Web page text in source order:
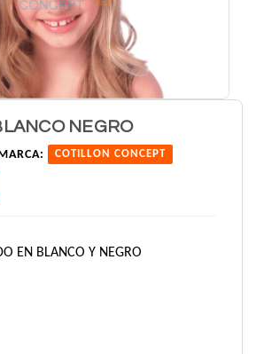
NEGRO
COTILLON CONCEPT
EN BLANCO Y NEGRO